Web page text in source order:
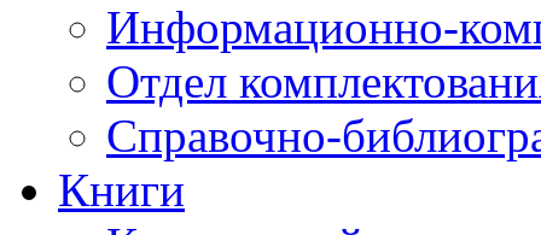
Информационно-
Отдел
Справочно-
Книги